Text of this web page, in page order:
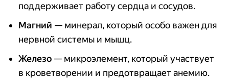
поддерживает работу сердца и сосудов.
Магний — минерал, который особо важен для
нервной системы и мышц.
Железо — микроэлемент, который участвует
в кроветворении и предотвращает анемию.